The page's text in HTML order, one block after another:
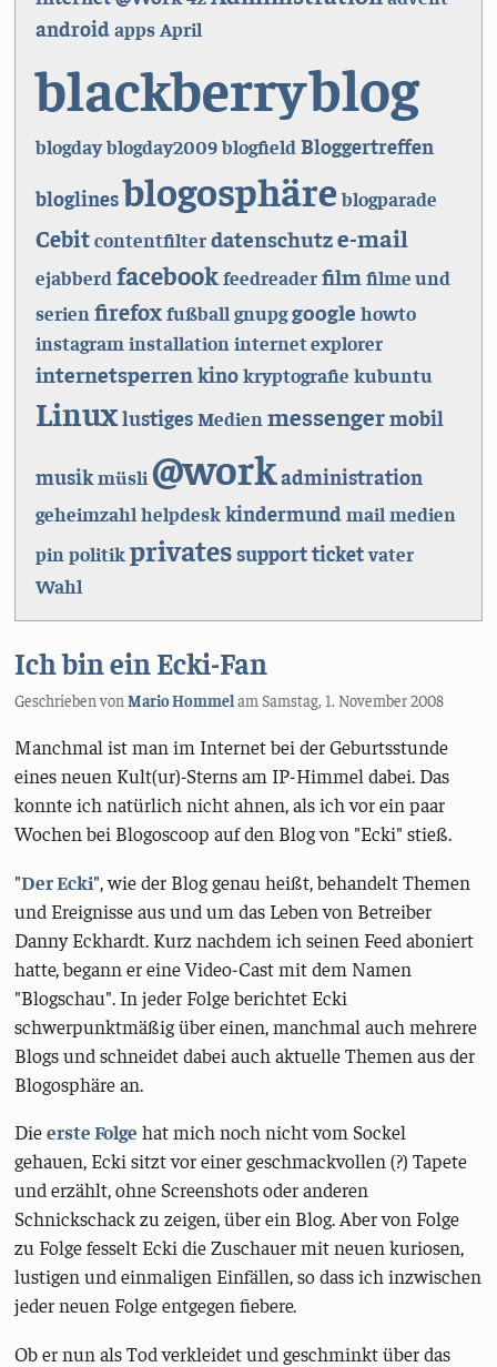
androidappsApril
blackberryblog
blogdayblogday2009blogfield Bloggertreffen
bloglinesblogosphäreblogparade
Cebitcontentfilterdatenschutze-mail
ejabberd facebookfeedreaderfilm filme und
serien firefoxfußball gnupggoogle howto
instagram installation internet explorer
internetsperren kinokryptografie kubuntu
LinuxlustigesMedien messengermobil
musikmüsli @workadministration
geheimzahl helpdeskkindermundmail medien
pin politikprivatessupportticketvater
Wahl
Ich bin ein Ecki-Fan
Geschrieben vonMario HommelamSamstag, 1. November 2008
Manchmal ist man im Internet bei der Geburtsstunde
eines neuen Kult(ur)-Sterns am IP-Himmel dabei. Das
konnte ich natürlich nicht ahnen, als ich vor ein paar
Wochen bei Blogoscoop auf den Blog von "Ecki" stieß.
"Der Ecki", wie der Blog genau heißt, behandelt Themen
und Ereignisse aus und um das Leben von Betreiber
Danny Eckhardt. Kurz nachdem ich seinen Feed aboniert
hatte, begann er eine Video-Cast mit dem Namen
"Blogschau". In jeder Folge berichtet Ecki
schwerpunktmäßig über einen, manchmal auch mehrere
Blogs und schneidet dabei auch aktuelle Themen aus der
Blogosphäre an.
Dieerste Folge hat mich noch nicht vom Sockel
gehauen, Ecki sitzt vor einer geschmackvollen (?) Tapete
und erzählt, ohne Screenshots oder anderen
Schnickschack zu zeigen, über ein Blog. Aber von Folge
zu Folge fesselt Ecki die Zuschauer mit neuen kuriosen,
lustigen und einmaligen Einfällen, so dass ich inzwischen
jeder neuen Folge entgegen fiebere.
Ob er nun als Tod verkleidet und geschminkt über das